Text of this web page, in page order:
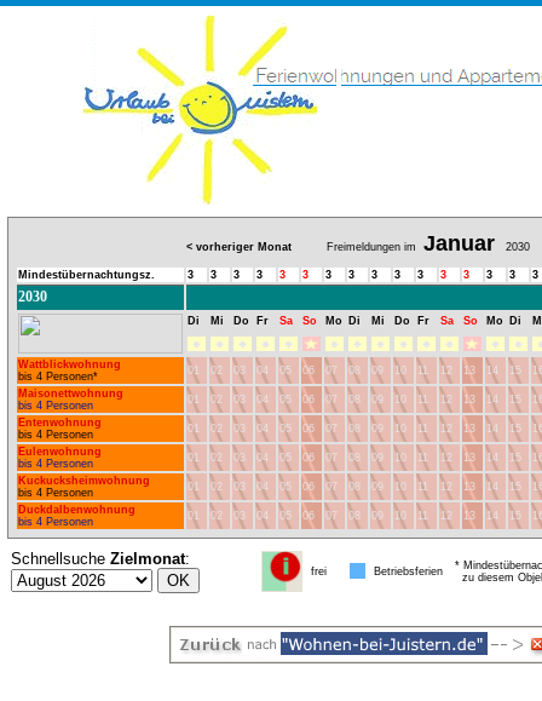
< vorheriger Monat Freimeldungen im Januar 2030
Mindestübernachtungsz. 3 3 3 3 3 3 3 3 3 3 3 3 3 3 3 3
2030
Di Mi Do Fr Sa So Mo Di Mi Do Fr Sa So Mo Di
Wattblickwohnung
bis 4 Personen*
01 02 03 04 05 06 07 08 09 10 11 12 13 14 15
Maisonettwohnung
bis 4 Personen
01 02 03 04 05 06 07 08 09 10 11 12 13 14 15
Entenwohnung
bis 4 Personen
01 02 03 04 05 06 07 08 09 10 11 12 13 14 15
Eulenwohnung
bis 4 Personen
01 02 03 04 05 06 07 08 09 10 11 12 13 14 15
Kuckucksheimwohnung
bis 4 Personen
01 02 03 04 05 06 07 08 09 10 11 12 13 14 15
Duckdalbenwohnung
bis 4 Personen
01 02 03 04 05 06 07 08 09 10 11 12 13 14 15
Schnellsuche Zielmonat:
frei Betriebsferien
*
zu diesem